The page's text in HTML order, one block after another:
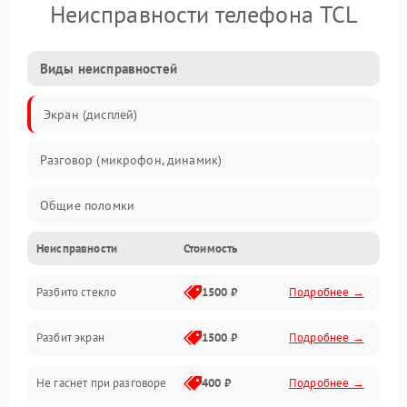
Неисправности телефона TCL
Виды неисправностей
Экран (дисплей)
Разговор (микрофон, динамик)
Общие поломки
Проблемы связи
Камеры
Проблемы с дисплеем и сенсором
Зарядка
Неисправности Стоимость
Разбито стекло 1500 ₽ Подробнее →
Разбит экран 1500 ₽ Подробнее →
Не гаснет при разговоре 400 ₽ Подробнее →